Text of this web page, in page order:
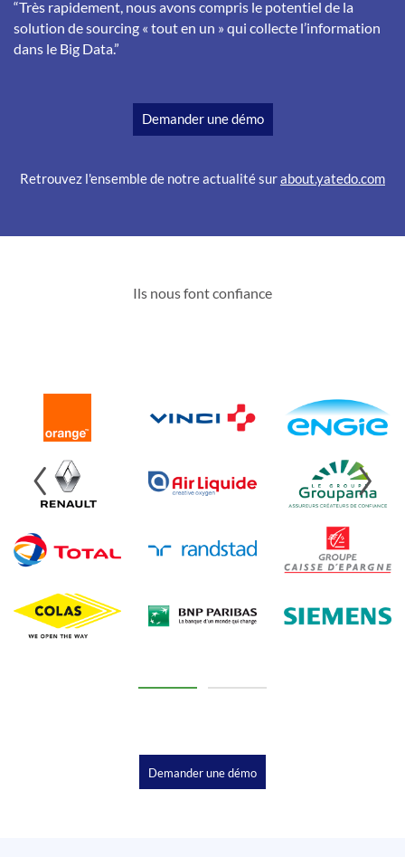
“Très rapidement, nous avons compris le potentiel de la
solution de sourcing « tout en un » qui collecte l’information
dans le Big Data.”
Demander une démo
Retrouvez l'ensemble de notre actualité surabout.yatedo.com
Ils nous font confiance
Demander une démo